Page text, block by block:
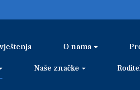
O nama
Naše značke